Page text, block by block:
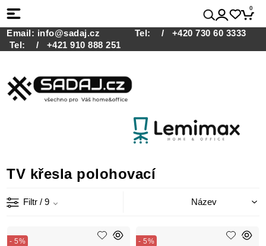
0
Email: info@sadaj.cz Tel:
/ +420 730 60 3333
Tel:
/ +421 910 888 251
TV křesla polohovací
Filtr / 9
- 5%
- 5%